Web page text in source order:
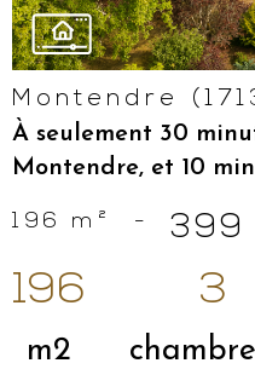
Montendre
À seulement 30
Montendre, et 10
196 m² - 399
196
m2
3